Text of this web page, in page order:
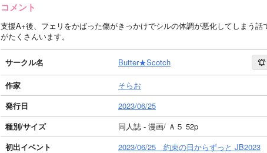
コメント
支援A+後、フェリをかばった傷がきっかけでシルの体調が悪化してしまう話
がたくさんいます。
サークル名 Butter★Scotch
作家
そらお
発行日
2023/06/25
種別/サイズ
同人誌 - 漫画/ Ａ５ 52p
初出イベント
2023/06/25 約束の日からずっと JB2023